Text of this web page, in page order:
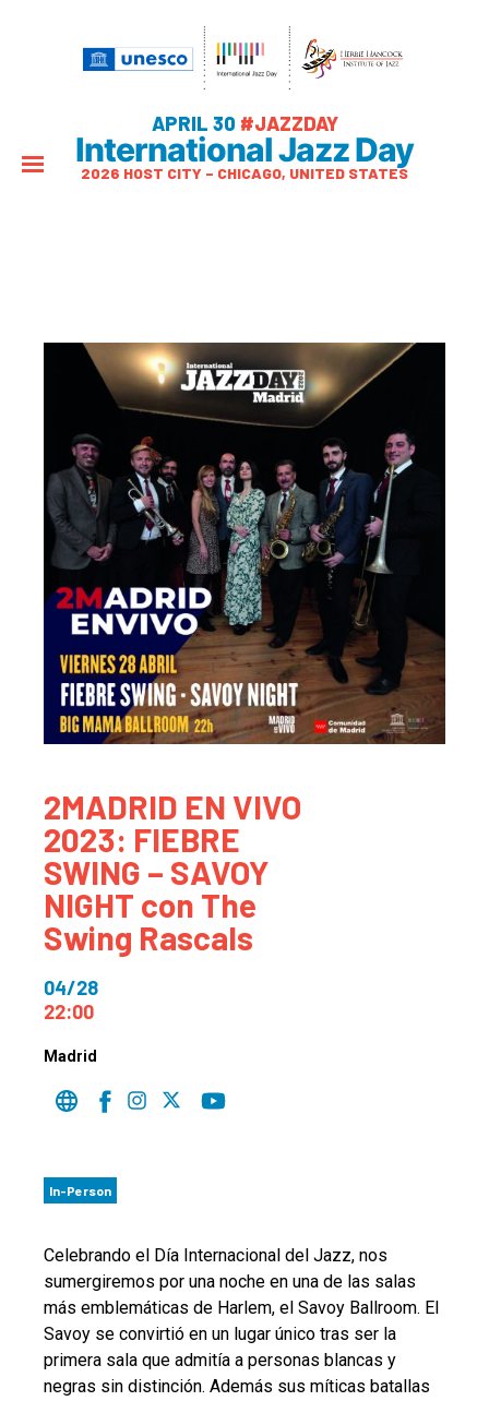
APRIL 30 #JAZZDAY
International Jazz Day
2026 HOST CITY – CHICAGO, UNITED STATES
2MADRID EN VIVO
2023: FIEBRE
SWING – SAVOY
NIGHT con The
Swing Rascals
04/28
22:00
Madrid
In-Person
Celebrando el Día Internacional del Jazz, nos
sumergiremos por una noche en una de las salas
más emblemáticas de Harlem, el Savoy Ballroom. El
Savoy se convirtió en un lugar único tras ser la
primera sala que admitía a personas blancas y
negras sin distinción. Además sus míticas batallas